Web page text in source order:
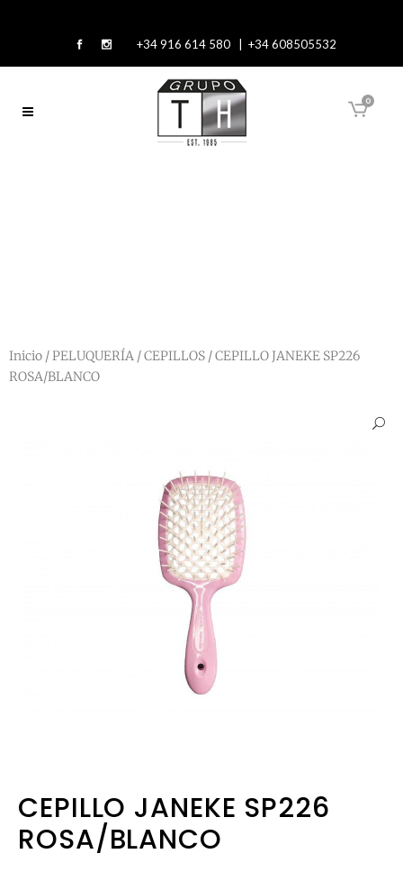
+34 916 614 580 | +34 608505532
0
Inicio /PELUQUERÍA /CEPILLOS / CEPILLO JANEKE SP226
ROSA/BLANCO
CEPILLO JANEKE SP226
ROSA/BLANCO